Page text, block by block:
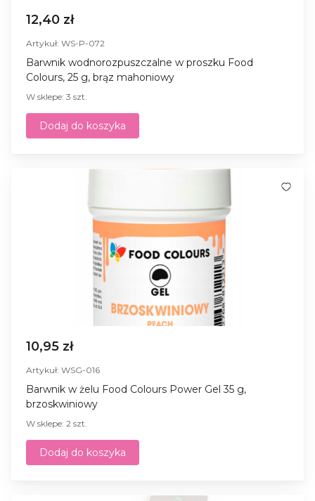
12,40 zł
Artykuł: WS-P-072
Barwnik wodnorozpuszczalne w proszku Food
Colours, 25 g, brąz mahoniowy
W sklepe: 3 szt.
Dodaj do koszyka
10,95 zł
Artykuł: WSG-016
Barwnik w żelu Food Colours Power Gel 35 g,
brzoskwiniowy
W sklepe: 2 szt.
Dodaj do koszyka